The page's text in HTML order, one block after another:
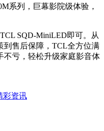
系列，巨幕影院级体验，
SQD-MiniLED即可。从
到售后保障，TCL全方位满
不亏，轻松升级家庭影音体
彩资讯